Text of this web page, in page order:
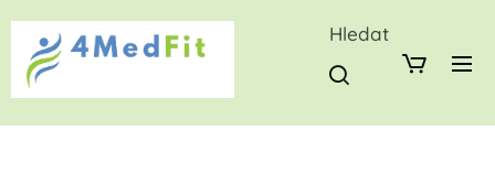
Hledat